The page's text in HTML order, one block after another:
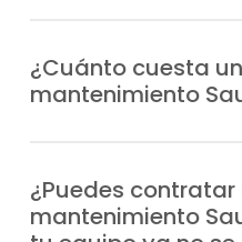
mantenimiento
tanto a viviendas
¿Cuánto cuesta
mantenimiento
ajustadas, según
de equipo.
¿Puedes
mantenimiento